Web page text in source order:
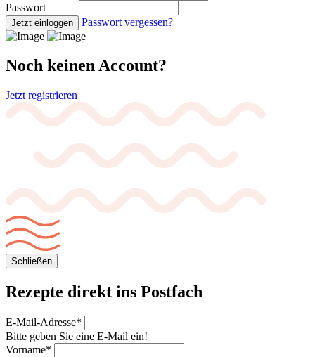
Passwort
Jetzt einloggen Passwort vergessen?
Noch keinen Account?
Jetzt registrieren
Schließen
Rezepte direkt ins Postfach
E-Mail-Adresse*
Bitte geben Sie eine E-Mail ein!
Vorname*